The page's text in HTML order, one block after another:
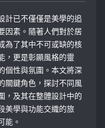
計已不僅僅是美學的追
因素。隨著人們對於居
為了其中不可或缺的核
，更是彰顯風格的靈
個性與氛圍。本文將深
關鍵角色，探討不同風
，及其在整體設計中的
美學與功能交織的旅
能。